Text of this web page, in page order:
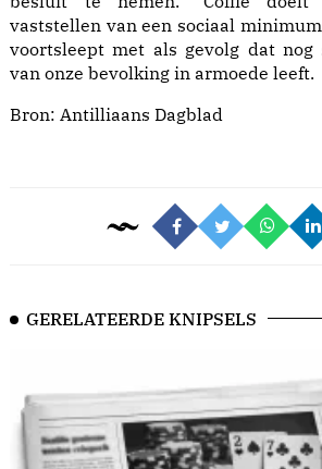
vaststellen van een sociaal
voortsleept met als gevolg dat nog
van onze bevolking in armoede leeft.
Bron: Antilliaans Dagblad
GERELATEERDE KNIPSELS